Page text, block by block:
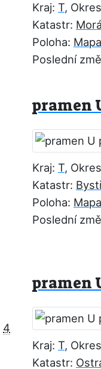
Kraj: T,
Katastr:
Poloha: Mapa
Poslední
pramen
Kraj: T,
Katastr:
Poloha: Mapa
Poslední
4
pramen
Kraj: T,
Katastr: